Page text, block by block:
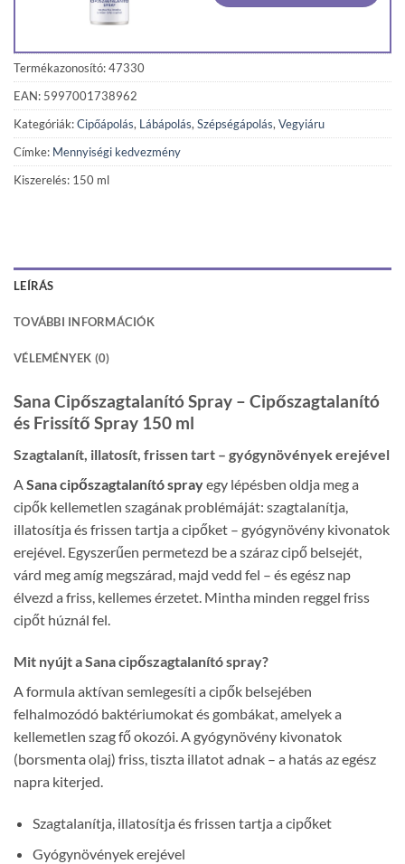
Termékazonosító: 47330
EAN: 5997001738962
Kategóriák:Cipőápolás, Lábápolás, Szépségápolás, Vegyiáru
Címke: Mennyiségi kedvezmény
Kiszerelés: 150 ml
LEÍRÁS
TOVÁBBI INFORMÁCIÓK
VÉLEMÉNYEK (0)
Sana Cipőszagtalanító Spray – Cipőszagtalanító
és Frissítő Spray 150 ml
Szagtalanít, illatosít, frissen tart – gyógynövények erejével
ASana cipőszagtalanító sprayegy lépésben oldja meg a
cipők kellemetlen szagának problémáját: szagtalanítja,
illatosítja és frissen tartja a cipőket – gyógynövény kivonatok
erejével. Egyszerűen permetezd be a száraz cipő belsejét,
várd meg amíg megszárad, majd vedd fel – és egész nap
élvezd a friss, kellemes érzetet. Mintha minden reggel friss
cipőt húznál fel.
Mit nyújt a Sana cipőszagtalanító spray?
A formula aktívan semlegesíti a cipők belsejében
felhalmozódó baktériumokat és gombákat, amelyek a
kellemetlen szag fő okozói. A gyógynövény kivonatok
(borsmenta olaj) friss, tiszta illatot adnak – a hatás az egész
napra kiterjed.
Szagtalanítja, illatosítja és frissen tartja a cipőket
Gyógynövények erejével